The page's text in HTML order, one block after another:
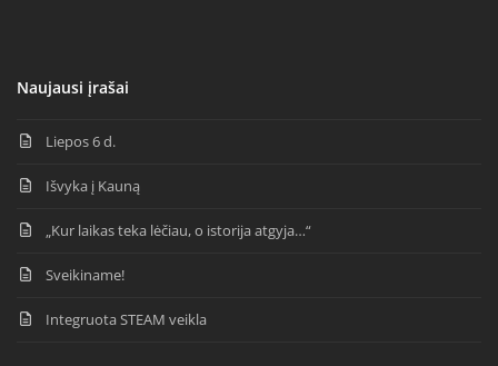
Naujausi įrašai
Liepos 6 d.
Išvyka į Kauną
„Kur laikas teka lėčiau, o istorija atgyja…“
Sveikiname!
Integruota STEAM veikla